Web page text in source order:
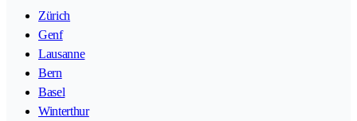
Zürich
Genf
Lausanne
Bern
Basel
Winterthur